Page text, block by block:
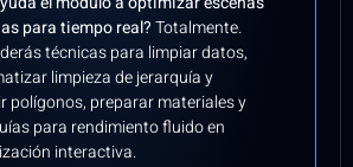
para tiempo real?Totalmente.
técnicas para limpiar datos,
limpieza de jerarquía y
polígonos, preparar materiales y
para rendimiento fluido en
interactiva.